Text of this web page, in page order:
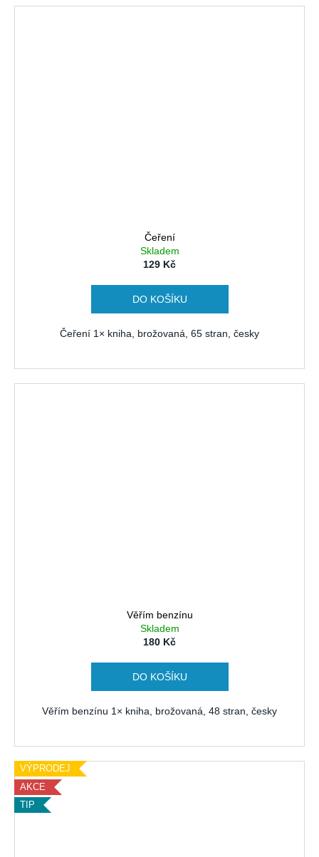
Čeření
Skladem
129 Kč
DO KOŠÍKU
Čeření 1× kniha, brožovaná, 65 stran, česky
Věřím benzínu
Skladem
180 Kč
DO KOŠÍKU
Věřím benzínu 1× kniha, brožovaná, 48 stran, česky
VÝPRODEJ
AKCE
TIP